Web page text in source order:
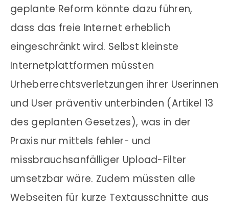
geplante Reform könnte dazu führen,
dass das freie Internet erheblich
eingeschränkt wird. Selbst kleinste
Internetplattformen müssten
Urheberrechtsverletzungen ihrer Userinnen
und User präventiv unterbinden (Artikel 13
des geplanten Gesetzes), was in der
Praxis nur mittels fehler- und
missbrauchsanfälliger Upload-Filter
umsetzbar wäre. Zudem müssten alle
Webseiten für kurze Textausschnitte aus